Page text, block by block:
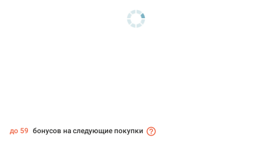
до 59 бонусов на следующие покупки